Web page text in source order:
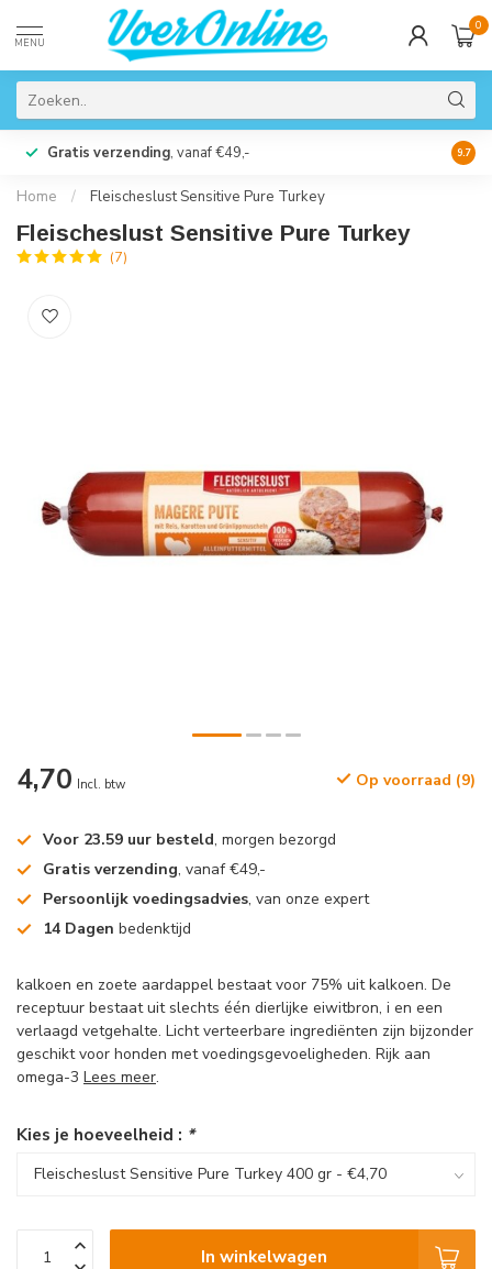
MENU
0
Gratis verzending, vanaf €49,- 9.7
Home / Fleischeslust Sensitive Pure Turkey
Fleischeslust Sensitive Pure Turkey
(7)
4,70 Incl. btw Op voorraad (9)
Voor 23.59 uur besteld, morgen bezorgd
Gratis verzending, vanaf €49,-
Persoonlijk voedingsadvies, van onze expert
14 Dagen bedenktijd
kalkoen en zoete aardappel bestaat voor 75% uit kalkoen. De
receptuur bestaat uit slechts één dierlijke eiwitbron, i en een
verlaagd vetgehalte. Licht verteerbare ingrediënten zijn bijzonder
geschikt voor honden met voedingsgevoeligheden. Rijk aan
omega-3 Lees meer.
Kies je hoeveelheid : *
In winkelwagen